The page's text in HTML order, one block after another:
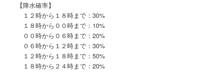
【降水確率】
１２時から１８時まで：30%
１８時から００時まで：10%
００時から０６時まで：20%
０６時から１２時まで：30%
１２時から１８時まで：50%
１８時から２４時まで：20%